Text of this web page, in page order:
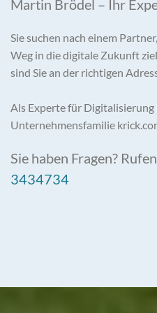
Martin Brödel – Ihr
Sie suchen nach einem
Weg in die digitale Zukunft
sind Sie an der richtigen
Als Experte für Digitalisierung
Unternehmensfamilie
Sie haben Fragen?
3434734